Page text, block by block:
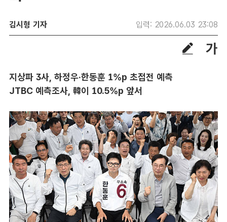
김시형 기자 입력: 2026.06.03 23:08
지상파 3사, 하정우·한동훈 1%p 초접전 예측
JTBC 예측조사, 韓이 10.5%p 앞서